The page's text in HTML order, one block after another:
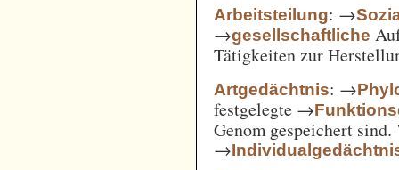
Arbeitsteilung: →
→gesellschaftliche
Tätigkeiten zur
Artgedächtnis: →
festgelegte →
Genom gespeichert sind.
→